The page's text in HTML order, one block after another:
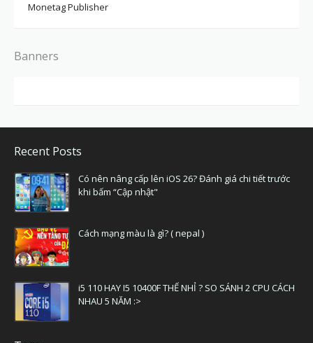
Monetag Publisher
Banners
Recent Posts
Có nên nâng cấp lên iOS 26? Đánh giá chi tiết trước
khi bấm “Cập nhật"
Cách mạng màu là gì? ( nepal )
i5 110 HAY I5 10400F THẾ NHỈ ? SO SÁNH 2 CPU CÁCH
NHAU 5 NĂM :>